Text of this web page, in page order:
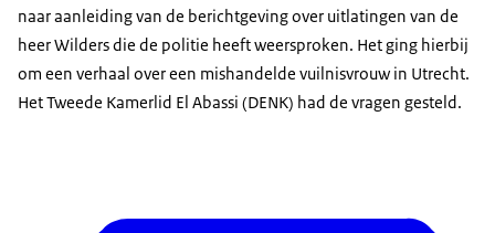
naar aanleiding van de berichtgeving over uitlatingen van de
heer Wilders die de politie heeft weersproken. Het ging hierbij
om een verhaal over een mishandelde vuilnisvrouw in Utrecht.
Het Tweede Kamerlid El Abassi (DENK) had de vragen gesteld.